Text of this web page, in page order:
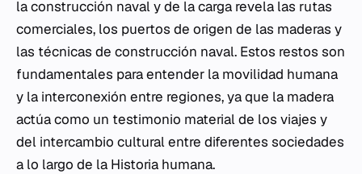
la construcción naval y de la carga revela las rutas
comerciales, los puertos de origen de las maderas y
las técnicas de construcción naval. Estos restos son
fundamentales para entender la movilidad humana
y la interconexión entre regiones, ya que la madera
actúa como un testimonio material de los viajes y
del intercambio cultural entre diferentes sociedades
a lo largo de la Historia humana.